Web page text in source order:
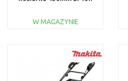
W MAGAZYNIE
Do porównania